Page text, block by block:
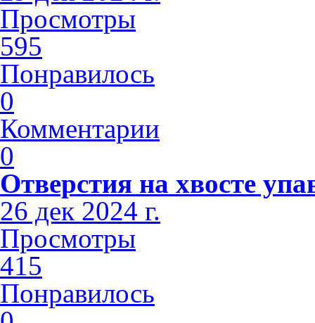
Просмотры
595
Понравилось
0
Комментарии
0
Отверстия на хвосте
26 дек 2024 г.
Просмотры
415
Понравилось